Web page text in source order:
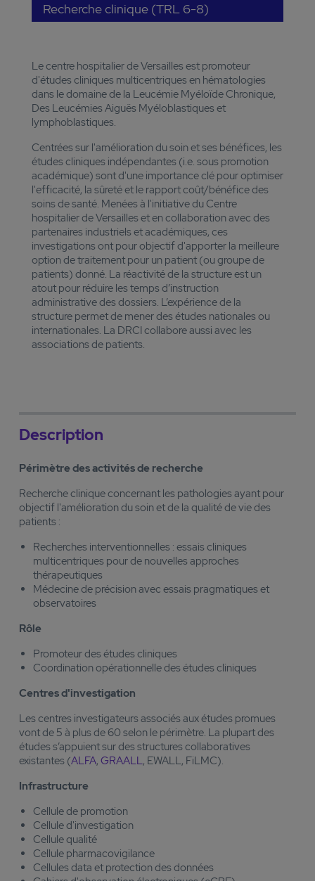
Recherche clinique (TRL 6-8)
Le centre hospitalier de Versailles est promoteur
d'études cliniques multicentriques en hématologies
dans le domaine de la Leucémie Myéloïde Chronique,
Des Leucémies Aiguës Myéloblastiques et
lymphoblastiques.
Centrées sur l'amélioration du soin et ses bénéfices, les
études cliniques indépendantes (i.e. sous promotion
académique) sont d'une importance clé pour optimiser
l'efficacité, la sûreté et le rapport coût/bénéfice des
soins de santé. Menées à l'initiative du Centre
hospitalier de Versailles et en collaboration avec des
partenaires industriels et académiques, ces
investigations ont pour objectif d'apporter la meilleure
option de traitement pour un patient (ou groupe de
patients) donné. La réactivité de la structure est un
atout pour réduire les temps d’instruction
administrative des dossiers. L’expérience de la
structure permet de mener des études nationales ou
internationales. La DRCI collabore aussi avec les
associations de patients.
Description
Périmètre des activités de recherche
Recherche clinique concernant les pathologies ayant pour
objectif l'amélioration du soin et de la qualité de vie des
patients :
Recherches interventionnelles : essais cliniques
multicentriques pour de nouvelles approches
thérapeutiques
Médecine de précision avec essais pragmatiques et
observatoires
Rôle
Promoteur des études cliniques
Coordination opérationnelle des études cliniques
Centres d'investigation
Les centres investigateurs associés aux études promues
vont de 5 à plus de 60 selon le périmètre. La plupart des
études s’appuient sur des structures collaboratives
existantes (ALFA, GRAALL, EWALL, FiLMC).
Infrastructure
Cellule de promotion
Cellule d'investigation
Cellule qualité
Cellule pharmacovigilance
Cellules data et protection des données